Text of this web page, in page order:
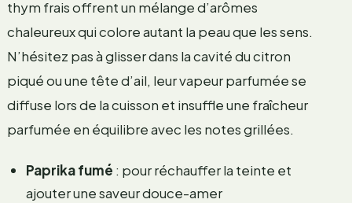
thym frais offrent un mélange d’arômes
chaleureux qui colore autant la peau que les sens.
N’hésitez pas à glisser dans la cavité du citron
piqué ou une tête d’ail, leur vapeur parfumée se
diffuse lors de la cuisson et insuffle une fraîcheur
parfumée en équilibre avec les notes grillées.
Paprika fumé : pour réchauffer la teinte et
ajouter une saveur douce-amer